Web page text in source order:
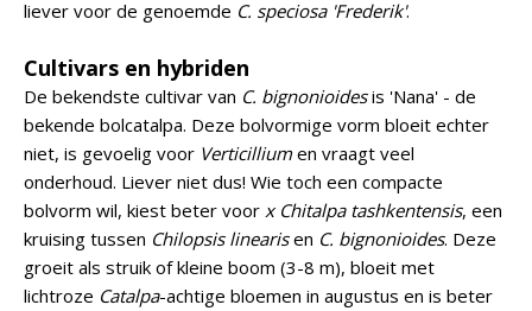
liever voor de genoemde C. speciosa 'Frederik'.
Cultivars en hybriden
De bekendste cultivar van C. bignonioidesis 'Nana' - de
bekende bolcatalpa. Deze bolvormige vorm bloeit echter
niet, is gevoelig voor Verticilliumen vraagt veel
onderhoud. Liever niet dus! Wie toch een compacte
bolvorm wil, kiest beter voor x Chitalpa tashkentensis, een
kruising tussen Chilopsis linearisen C. bignonioides. Deze
groeit als struik of kleine boom (3-8 m), bloeit met
lichtroze Catalpa-achtige bloemen in augustus en is beter